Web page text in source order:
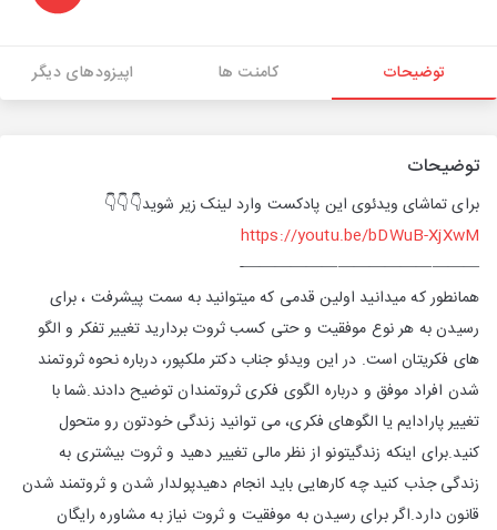
توضیحات کامنت ها اپیزودهای دیگر
توضیحات
برای تماشای ویدئوی این پادکست وارد لینک زیر شوید👇👇👇
https://youtu.be/bDWuB-XjXwM
———————————————-
همانطور که میدانید اولین قدمی که میتوانید به سمت پیشرفت ، برای
رسیدن به هر نوع موفقیت و حتی کسب ثروت بردارید تغییر تفکر و الگو
های فکریتان است. در این ویدئو جناب دکتر ملکپور، درباره نحوه ثروتمند
شدن افراد موفق و درباره الگوی فکری ثروتمندان توضیح دادند.شما با
تغییر پارادایم یا الگوهای فکری، می توانید زندگی خودتون رو متحول
کنید.برای اینکه زندگیتونو از نظر مالی تغییر دهید و ثروت بیشتری به
زندگی جذب کنید چه کارهایی باید انجام دهیدپولدار شدن و ثروتمند شدن
قانون دارد.اگر برای رسیدن به موفقیت و ثروت نیاز به مشاوره رایگان